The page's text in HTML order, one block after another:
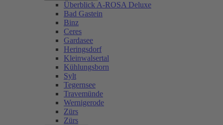
Überblick A-ROSA Deluxe
Bad Gastein
Binz
Ceres
Gardasee
Heringsdorf
Kleinwalsertal
Kühlungsborn
Sylt
Tegernsee
Travemünde
Wernigerode
Zürs
Zürs